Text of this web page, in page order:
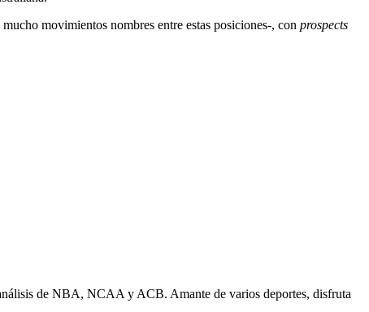
movimientos nombres entre estas posiciones-, con prospects
de NBA, NCAA y ACB. Amante de varios deportes, disfruta